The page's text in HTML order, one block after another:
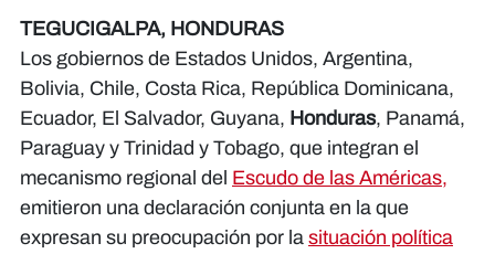
TEGUCIGALPA, HONDURAS
Los gobiernos de Estados Unidos, Argentina,
Bolivia, Chile, Costa Rica, República Dominicana,
Ecuador, El Salvador, Guyana, Honduras, Panamá,
Paraguay y Trinidad y Tobago, que integran el
mecanismo regional del Escudo de las Américas,
emitieron una declaración conjunta en la que
expresan su preocupación por la situación política